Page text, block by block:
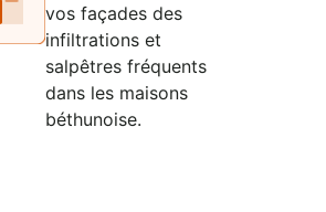
vos façades des
infiltrations et
salpêtres fréquents
dans les maisons
béthunoise.